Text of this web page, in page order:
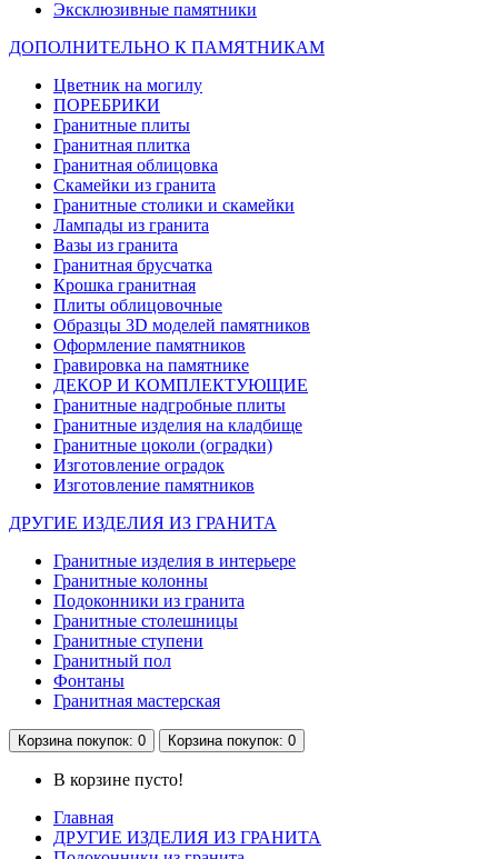
Эксклюзивные памятники
ДОПОЛНИТЕЛЬНО К ПАМЯТНИКАМ
Цветник на могилу
ПОРЕБРИКИ
Гранитные плиты
Гранитная плитка
Гранитная облицовка
Скамейки из гранита
Гранитные столики и скамейки
Лампады из гранита
Вазы из гранита
Гранитная брусчатка
Крошка гранитная
Плиты облицовочные
Образцы 3D моделей памятников
Оформление памятников
Гравировка на памятнике
ДЕКОР И КОМПЛЕКТУЮЩИЕ
Гранитные надгробные плиты
Гранитные изделия на кладбище
Гранитные цоколи (оградки)
Изготовление оградок
Изготовление памятников
ДРУГИЕ ИЗДЕЛИЯ ИЗ ГРАНИТА
Гранитные изделия в интерьере
Гранитные колонны
Подоконники из гранита
Гранитные столешницы
Гранитные ступени
Гранитный пол
Фонтаны
Гранитная мастерская
Корзинапокупок: 0 Корзинапокупок: 0
В корзине пусто!
Главная
ДРУГИЕ ИЗДЕЛИЯ ИЗ ГРАНИТА